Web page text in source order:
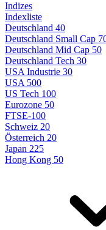
Indizes
Indexliste
Deutschland 40
Deutschland Small Cap
Deutschland Mid Cap 50
Deutschland Tech 30
USA Industrie 30
USA 500
US Tech 100
Eurozone 50
FTSE-100
Schweiz 20
Österreich 20
Japan 225
Hong Kong 50